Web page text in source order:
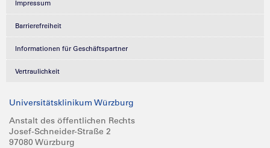
Impressum
Barrierefreiheit
Informationen für Geschäftspartner
Vertraulichkeit
Universitätsklinikum Würzburg
Anstalt des öffentlichen Rechts
Josef-Schneider-Straße 2
97080 Würzburg